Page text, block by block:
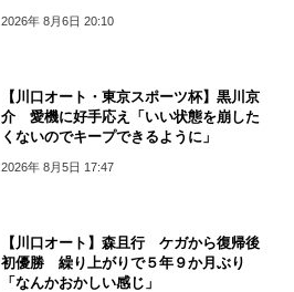
2026年 8月6日 20:10
【川口オート・東京スポーツ杯】黒川京
介 愛機に好手応え「いい状態を崩した
くないのでキープできるように」
2026年 8月5日 17:47
【川口オート】森且行 ケガから復帰後
初優勝 繰り上がりで５年９か月ぶり
「なんかおかしい感じ」